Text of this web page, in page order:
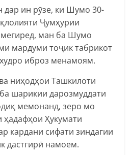
дар ин рӯзе, ки Шумо 30-
Ҷумҳурии
ман ба Шумо
мардуми тоҷик табрикот
иброз менамоям.
ниҳодҳои Ташкилоти
шарикии дарозмуддати
мемонанд, зеро мо
Ҳукумати
кардани сифати зиндагии
дастгирӣ намоем.